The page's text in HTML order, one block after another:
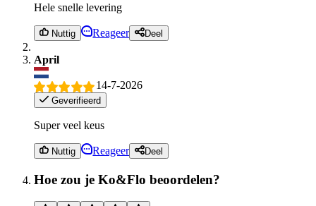
Hele snelle levering
Nuttig Reageer Deel
April
14-7-2026
Geverifieerd
Super veel keus
Nuttig Reageer Deel
Hoe zou je Ko&Flo beoordelen?